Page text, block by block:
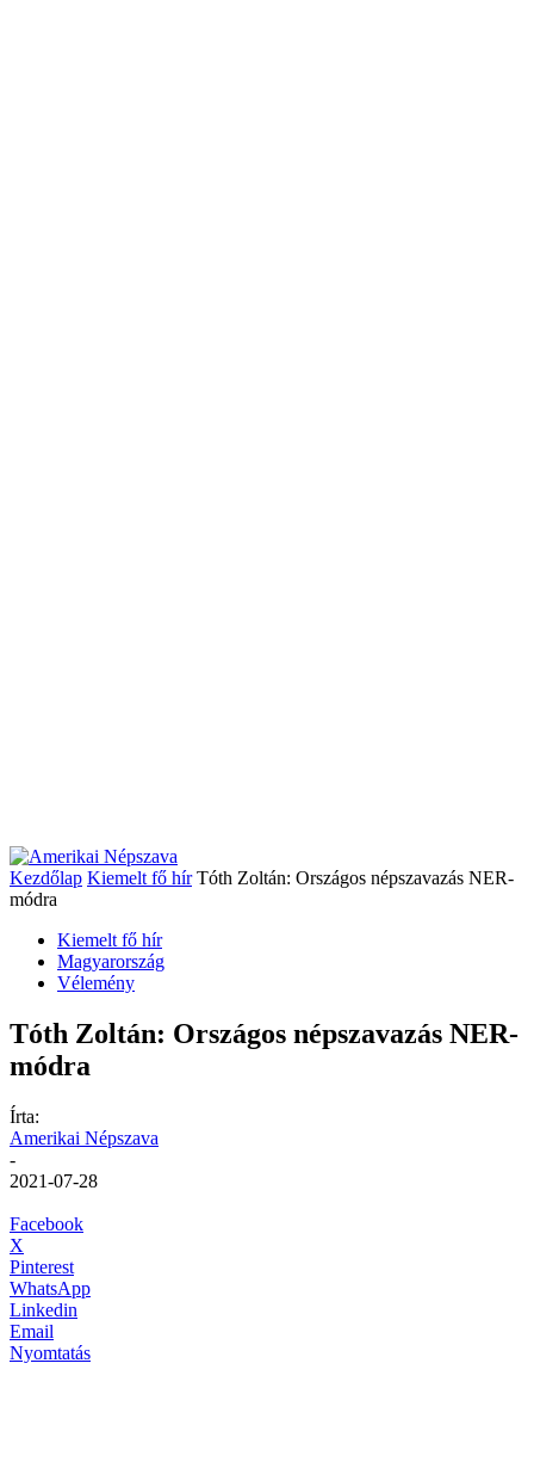
Kezdőlap Kiemelt fő hír Tóth Zoltán: Országos népszavazás NER-
módra
Kiemelt fő hír
Magyarország
Vélemény
Tóth Zoltán: Országos népszavazás NER-
módra
Írta:
Amerikai Népszava
-
2021-07-28
Facebook
X
Pinterest
WhatsApp
Linkedin
Email
Nyomtatás